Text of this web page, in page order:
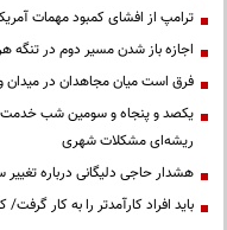
ترامپ از افشای کمبود مهمات
اجازه باز شدن مسیر دوم در تنگه
فرق است میان مجاهدان در میدان
یکصد و پنجاه و سومین شب
ریشه‌ای مشکلات شهری
هشدار حاجی دلیگانی درباره
باید افراد کارآمدتر را به کار